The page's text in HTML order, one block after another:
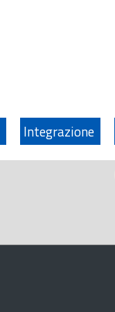
Integrazione